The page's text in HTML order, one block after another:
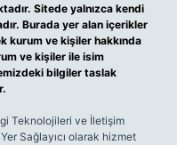
Sitede yalnızca kendi
Burada yer alan içerikler
kurum ve kişiler hakkında
ve kişiler ile isim
bilgiler taslak
Teknolojileri ve İletişim
Sağlayıcı olarak hizmet